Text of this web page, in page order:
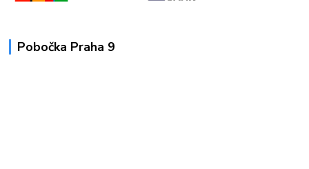
Pobočka Praha 9